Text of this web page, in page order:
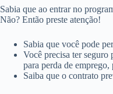
Sabia que ao entrar no
Não? Então preste atenção!
Sabia que você pode
Você precisa ter seguro
para perda de
Saiba que o contrato